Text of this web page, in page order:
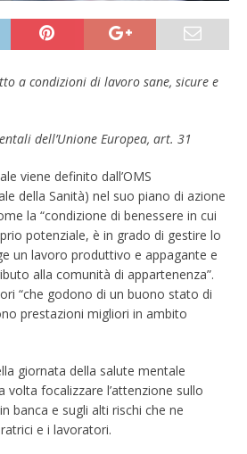
a condizioni di lavoro sane, sicure e
dell’Unione Europea, art. 31
viene definito dall’OMS
della Sanità) nel suo piano di azione
la “condizione di benessere in cui
potenziale, è in grado di gestire lo
un lavoro produttivo e appagante e
alla comunità di appartenenza”.
“che godono di un buono stato di
prestazioni migliori in ambito
giornata della salute mentale
volta focalizzare l’attenzione sullo
banca e sugli alti rischi che ne
e i lavoratori.